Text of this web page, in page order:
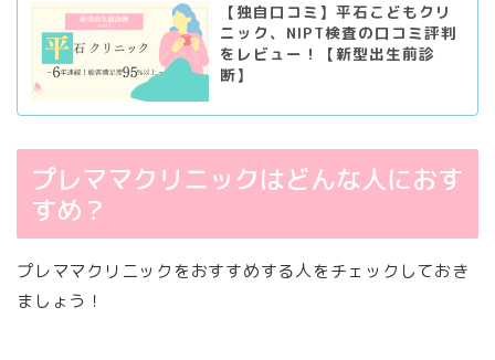
【独自口コミ】平石こどもクリ
ニック、NIPT検査の口コミ評判
をレビュー！【新型出生前診
断】
プレママクリニックはどんな人におす
すめ？
プレママクリニックをおすすめする人をチェックしておき
ましょう！